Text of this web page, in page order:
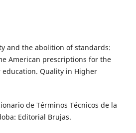
and the abolition of standards:
American prescriptions for the
Quality in Higher
de Términos Técnicos de la
Editorial Brujas.